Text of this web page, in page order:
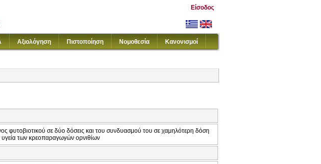
Είσοδος
Αξιολόγηση Πιστοποίηση Νομοθεσία Κανονισμοί
φυτοβιοτικού σε δύο δόσεις και του συνδυασμού του σε χαμηλότερη δόση
των κρεοπαραγωγών ορνιθίων